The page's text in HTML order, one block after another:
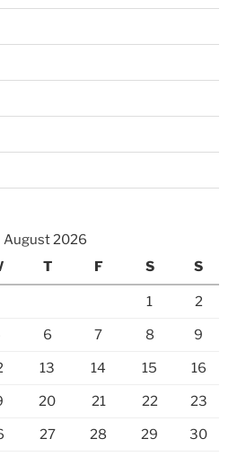
August 2026
T F S S
1 2
6 7 8 9
13 14 15 16
20 21 22 23
27 28 29 30